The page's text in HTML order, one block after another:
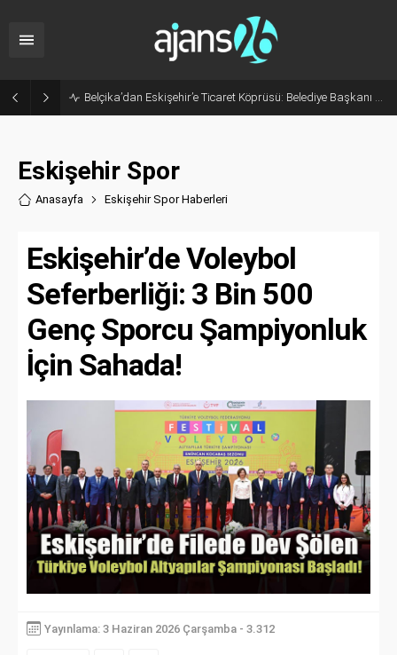
Eskişehir’in Gururu Elif Ertek Millî Takım Kampına Davet Edildi!
Eskişehir Spor
Anasayfa Eskişehir Spor Haberleri
Eskişehir’de Voleybol
Seferberliği: 3 Bin 500
Genç Sporcu Şampiyonluk
İçin Sahada!
Yayınlama: 3 Haziran 2026 Çarşamba - 3.312